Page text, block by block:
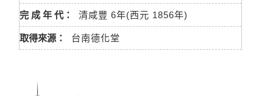
完 成 年 代： 清咸豐 6年(西元 1856年)
取得來源： 台南德化堂